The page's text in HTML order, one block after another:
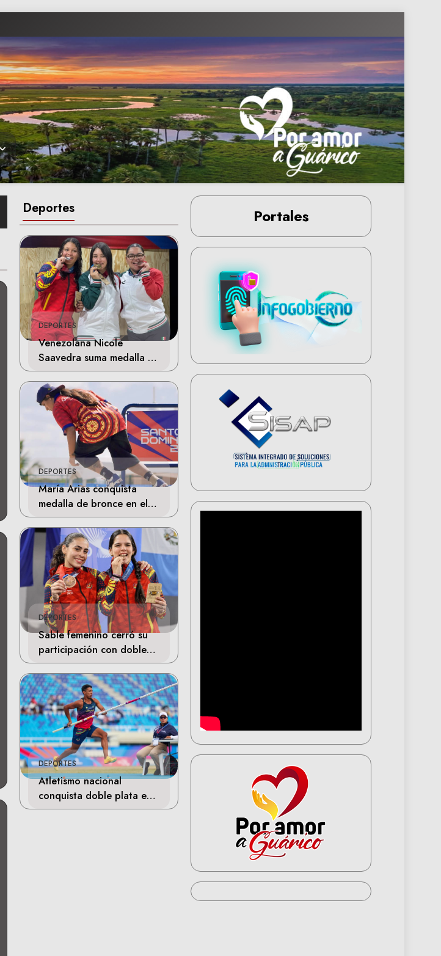
Deportes
DEPORTES
Venezolana Nicole
Saavedra suma medalla de
plata en la final de Tiro
Deportivo
DEPORTES
María Arias conquista
medalla de bronce en el
skateboarding de los
Juegos Centroamericanos
DEPORTES
Sable femenino cerró su
participación con doble
bronce en Santo Domingo
DEPORTES
Atletismo nacional
conquista doble plata en
Santo Domingo
Portales